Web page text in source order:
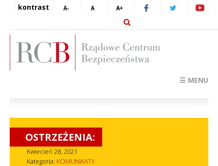
kontrast
☰ MENU
OSTRZEŻENIA:
Kwiecień 28, 2021
Kategoria: KOMUNIKATY